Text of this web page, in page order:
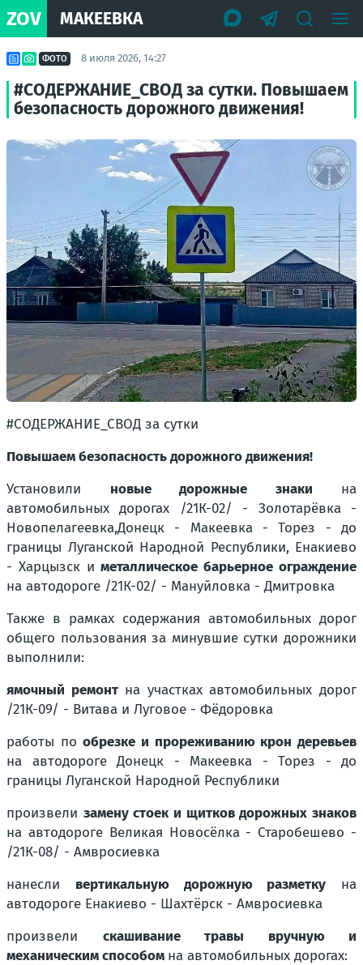
ZOV МАКЕЕВКА
ФОТО 8 июля 2026, 14:27
#СОДЕРЖАНИЕ_СВОД за сутки. Повышаем
безопасность дорожного движения!
#СОДЕРЖАНИЕ_СВОД за сутки
Повышаем безопасность дорожного движения!
Установили новые дорожные знаки на
автомобильных дорогах /21К-02/ - Золотарёвка -
Новопелагеевка,Донецк - Макеевка - Торез - до
границы Луганской Народной Республики, Енакиево
- Харцызскиметаллическое барьерное ограждение
на автодороге /21К-02/ - Мануйловка - Дмитровка
Также в рамках содержания автомобильных дорог
общего пользования за минувшие сутки дорожники
выполнили:
ямочный ремонтна участках автомобильных дорог
/21К-09/ - Витава и Луговое - Фёдоровка
работы пообрезке и прореживанию крон деревьев
на автодорогеДонецк - Макеевка - Торез - до
границы Луганской Народной Республики
произвели замену стоек и щитков дорожных знаков
на автодороге Великая Новосёлка - Старобешево -
/21К-08/ - Амвросиевка
нанесли вертикальную дорожную разметку на
автодороге Енакиево - Шахтёрск - Амвросиевка
произвели скашивание травы вручную и
механическим способом на автомобильных дорогах: